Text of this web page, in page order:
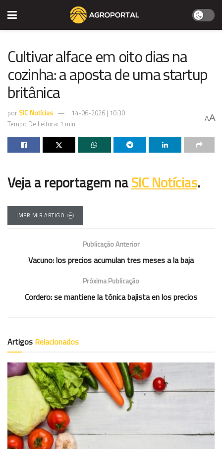
Cultivar alface em oito dias na
cozinha: a aposta de uma startup
britânica
por SIC Notícias
14-06-2026 | 10:30
Tempo De Leitura: 1 min
AA
Veja a reportagem naSIC Notícias.
IMPRIMIR ARTIGO
Publicação Anterior
Vacuno: los precios acumulan tres meses a la baja
Próxima Publicação
Cordero: se mantiene la tónica bajista en los precios
Artigos Relacionados